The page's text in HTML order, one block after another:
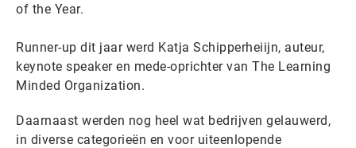
of the Year.
Runner-up dit jaar werd Katja Schipperheiijn, auteur,
keynote speaker en mede-oprichter van The Learning
Minded Organization.
Daarnaast werden nog heel wat bedrijven gelauwerd,
in diverse categorieën en voor uiteenlopende